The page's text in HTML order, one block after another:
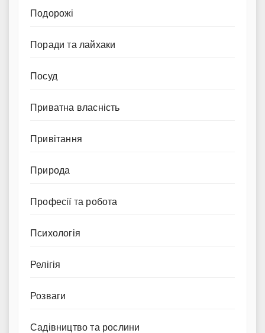
Подорожі
Поради та лайхаки
Посуд
Приватна власність
Привітання
Природа
Професії та робота
Психологія
Релігія
Розваги
Садівництво та рослини